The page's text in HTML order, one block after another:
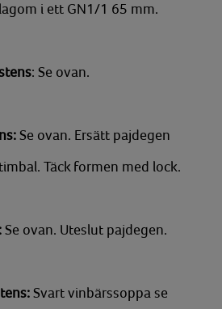
i ett GN1/1 65 mm.
: Se ovan.
Se ovan. Ersätt pajdegen
Täck formen med lock.
Se ovan. Uteslut pajdegen.
Svart vinbärssoppa se